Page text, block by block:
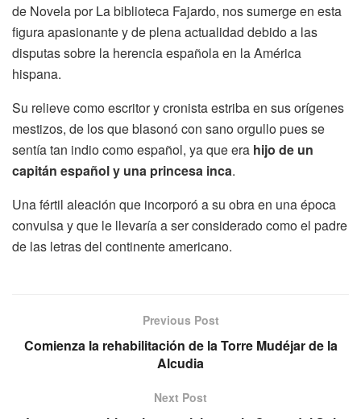
de Novela por La biblioteca Fajardo, nos sumerge en esta
figura apasionante y de plena actualidad debido a las
disputas sobre la herencia española en la América
hispana.
Su relieve como escritor y cronista estriba en sus orígenes
mestizos, de los que blasonó con sano orgullo pues se
sentía tan indio como español, ya que era hijo de un
capitán español y una princesa inca.
Una fértil aleación que incorporó a su obra en una época
convulsa y que le llevaría a ser considerado como el padre
de las letras del continente americano.
Previous Post
Comienza la rehabilitación de la Torre Mudéjar de la
Alcudia
Next Post